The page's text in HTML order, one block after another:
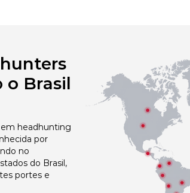
o Brasil
headhunting
por
no
do Brasil,
portes e